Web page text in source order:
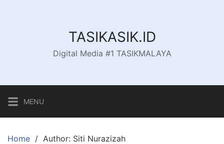
t
TASIKASIK.ID
Digital Media #1 TASIKMALAYA
MENU
Home Author: Siti Nurazizah